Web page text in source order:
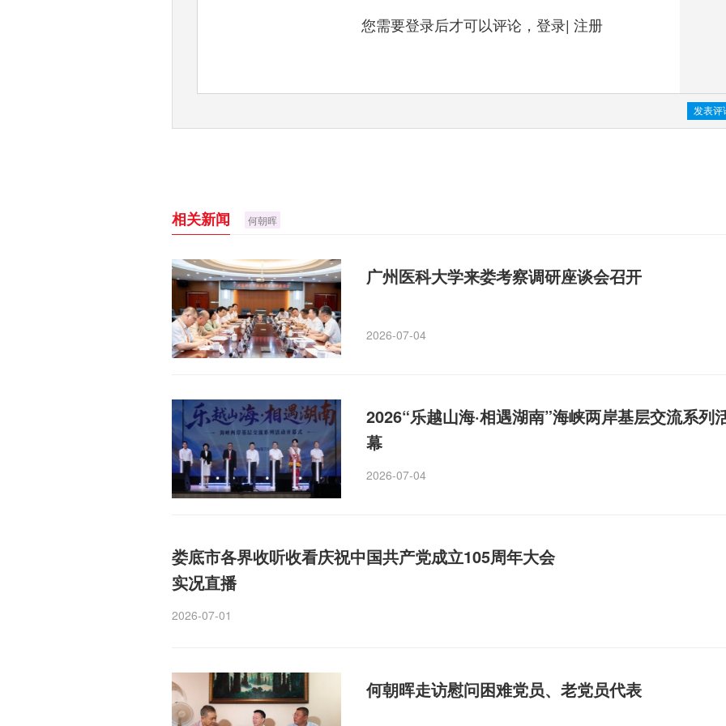
您需要登录后才可以评论， 登录| 注册
相关新闻 何朝晖
广州医科大学来娄考察调研座谈会召开
2026-07-04
2026“乐越山海·相遇湖南”海峡两岸基层交流系列
幕
2026-07-04
娄底市各界收听收看庆祝中国共产党成立105周年大会
实况直播
2026-07-01
何朝晖走访慰问困难党员、老党员代表